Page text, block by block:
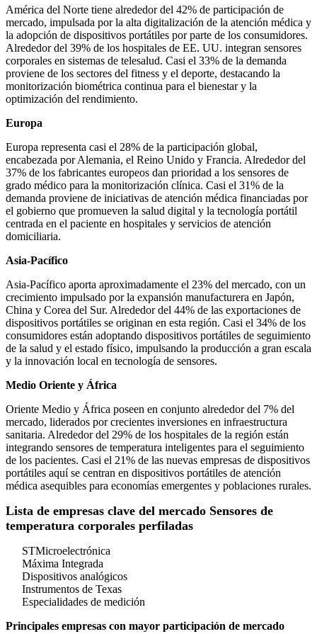
América del Norte tiene alrededor del 42% de participación de
mercado, impulsada por la alta digitalización de la atención médica y
la adopción de dispositivos portátiles por parte de los consumidores.
Alrededor del 39% de los hospitales de EE. UU. integran sensores
corporales en sistemas de telesalud. Casi el 33% de la demanda
proviene de los sectores del fitness y el deporte, destacando la
monitorización biométrica continua para el bienestar y la
optimización del rendimiento.
Europa
Europa representa casi el 28% de la participación global,
encabezada por Alemania, el Reino Unido y Francia. Alrededor del
37% de los fabricantes europeos dan prioridad a los sensores de
grado médico para la monitorización clínica. Casi el 31% de la
demanda proviene de iniciativas de atención médica financiadas por
el gobierno que promueven la salud digital y la tecnología portátil
centrada en el paciente en hospitales y servicios de atención
domiciliaria.
Asia-Pacífico
Asia-Pacífico aporta aproximadamente el 23% del mercado, con un
crecimiento impulsado por la expansión manufacturera en Japón,
China y Corea del Sur. Alrededor del 44% de las exportaciones de
dispositivos portátiles se originan en esta región. Casi el 34% de los
consumidores están adoptando dispositivos portátiles de seguimiento
de la salud y el estado físico, impulsando la producción a gran escala
y la innovación local en tecnología de sensores.
Medio Oriente y África
Oriente Medio y África poseen en conjunto alrededor del 7% del
mercado, liderados por crecientes inversiones en infraestructura
sanitaria. Alrededor del 29% de los hospitales de la región están
integrando sensores de temperatura inteligentes para el seguimiento
de los pacientes. Casi el 21% de las nuevas empresas de dispositivos
portátiles aquí se centran en dispositivos portátiles de atención
médica asequibles para economías emergentes y poblaciones rurales.
Lista de empresas clave del mercado Sensores de
temperatura corporales perfiladas
STMicroelectrónica
Máxima Integrada
Dispositivos analógicos
Instrumentos de Texas
Especialidades de medición
Principales empresas con mayor participación de mercado